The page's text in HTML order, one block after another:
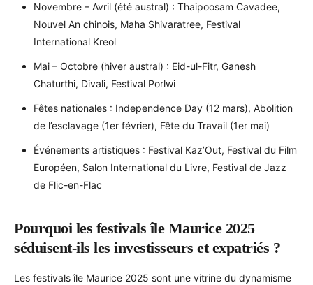
Novembre – Avril (été austral) : Thaipoosam Cavadee,
Nouvel An chinois, Maha Shivaratree, Festival
International Kreol
Mai – Octobre (hiver austral) : Eid-ul-Fitr, Ganesh
Chaturthi, Divali, Festival Porlwi
Fêtes nationales : Independence Day (12 mars), Abolition
de l’esclavage (1er février), Fête du Travail (1er mai)
Événements artistiques : Festival Kaz’Out, Festival du Film
Européen, Salon International du Livre, Festival de Jazz
de Flic-en-Flac
Pourquoi les festivals île Maurice 2025
séduisent-ils les investisseurs et expatriés ?
Les festivals île Maurice 2025 sont une vitrine du dynamisme